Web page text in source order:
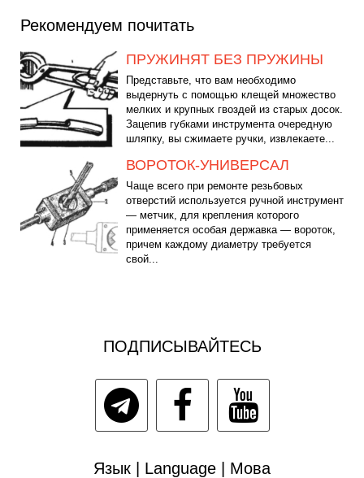
Рекомендуем почитать
ПРУЖИНЯТ БЕЗ ПРУЖИНЫ
Представьте, что вам необходимо
выдернуть с помощью клещей множество
мелких и крупных гвоздей из старых досок.
Зацепив губками инструмента очередную
шляпку, вы сжимаете ручки, извлекаете...
ВОРОТОК-УНИВЕРСАЛ
Чаще всего при ремонте резьбовых
отверстий используется ручной инструмент
— метчик, для крепления которого
применяется особая державка — вороток,
причем каждому диаметру требуется
свой...
ПОДПИСЫВАЙТЕСЬ
Язык | Language | Мова